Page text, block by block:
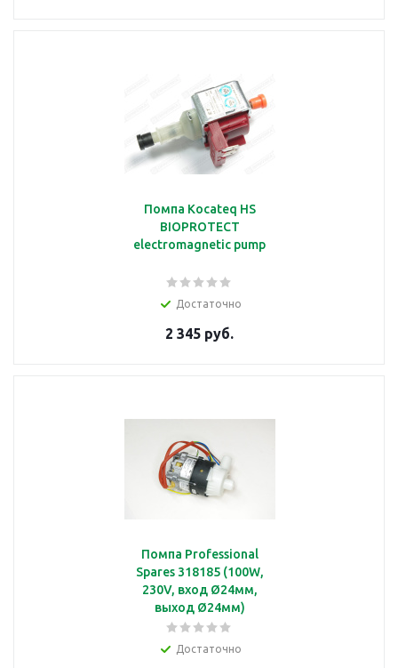
Помпа Kocateq HS
BIOPROTECT
electromagnetic pump
Достаточно
2 345 руб.
Помпа Professional
Spares 318185 (100W,
230V, вход Ø24мм,
выход Ø24мм)
Достаточно